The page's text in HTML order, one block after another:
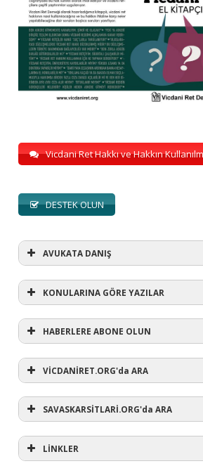
Vicdani Ret Hakkı ve Hakkın
DESTEK OLUN
AVUKATA DANIŞ
AVUKATA DANIŞ
KONULARINA GÖRE YAZILAR
KONULARINA GÖRE YAZILAR
#refusewar(1)
'dur' ihtarı(3)
1 aralık(11)
1 eylül (12)
1. Dünya Savaşı(5)
HABERLERE ABONE OLUN
VİCDANİRET.ORG'da ARA
SAVASKARSİTLARİ.ORG'da ARA
LİNKLER